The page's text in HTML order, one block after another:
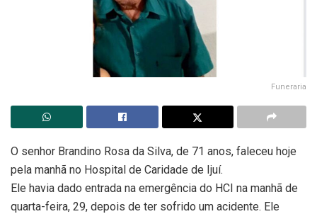
Funeraria
O senhor Brandino Rosa da Silva, de 71 anos, faleceu hoje
pela manhã no Hospital de Caridade de Ijuí.
Ele havia dado entrada na emergência do HCI na manhã de
quarta-feira, 29, depois de ter sofrido um acidente. Ele